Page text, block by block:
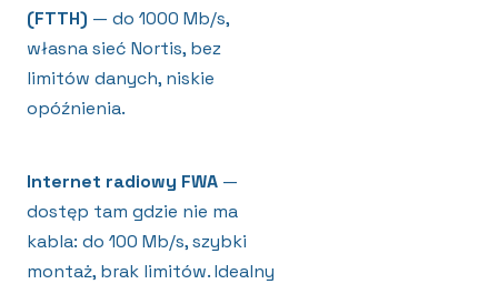
(FTTH) — do 1000 Mb/s,
własna sieć Nortis, bez
limitów danych, niskie
opóźnienia.
Internet radiowy FWA —
dostęp tam gdzie nie ma
kabla: do 100 Mb/s, szybki
montaż, brak limitów. Idealny